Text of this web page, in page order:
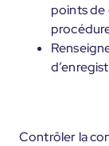
points de
Contrôler la